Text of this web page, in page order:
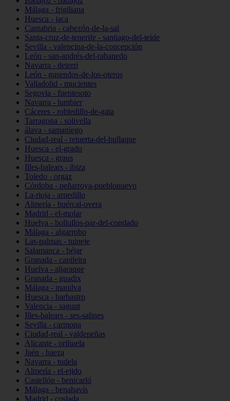
Málaga - frigiliana
Huesca - jaca
Cantabria - cabezón-de-la-sal
Santa-cruz-de-tenerife - santiago-del-teide
Sevilla - valencina-de-la-concepción
León - san-andrés-del-rabanedo
Navarra - deierri
León - gusendos-de-los-oteros
Valladolid - mucientes
Segovia - fuentesoto
Navarra - lumbier
Cáceres - robledillo-de-gata
Tarragona - solivella
álava - samaniego
Ciudad-real - retuerta-del-bullaque
Huesca - el-grado
Huesca - graus
Illes-balears - ibiza
Toledo - orgaz
Córdoba - peñarroya-pueblonuevo
La-rioja - arnedillo
Almería - huércal-overa
Madrid - el-molar
Huelva - bollullos-par-del-condado
Málaga - algarrobo
Las-palmas - tuineje
Salamanca - béjar
Granada - capileira
Huelva - aljaraque
Granada - guadix
Málaga - manilva
Huesca - barbastro
Valencia - sagunt
Illes-balears - ses-salines
Sevilla - carmona
Ciudad-real - valdepeñas
Alicante - orihuela
Jaén - baeza
Navarra - tudela
Almería - el-ejido
Castellón - benicarló
Málaga - benahavís
Madrid - coslada